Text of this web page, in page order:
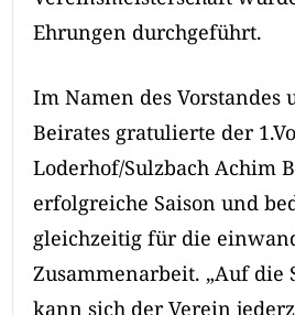
Ehrungen durchgeführt.
Im Namen des Vorstandes
Beirates gratulierte der
Loderhof/Sulzbach Achim
erfolgreiche Saison und
gleichzeitig für die
Zusammenarbeit. „Auf die
kann sich der Verein